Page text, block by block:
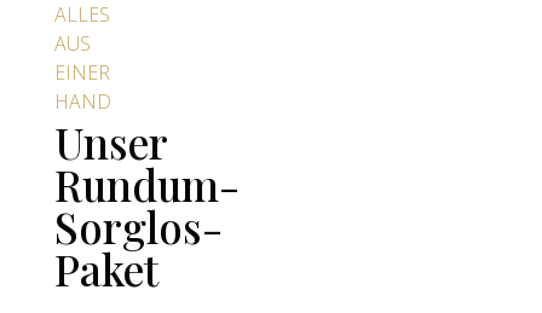
ALLES
AUS
EINER
HAND
Unser
Rundum-
Sorglos-
Paket